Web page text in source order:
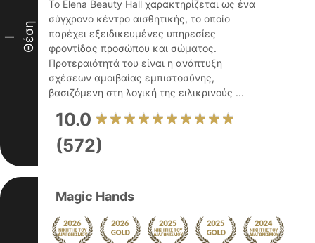
I Θέση
Το Elena Beauty Hall χαρακτηρίζεται ως ένα
σύγχρονο κέντρο αισθητικής, το οποίο
παρέχει εξειδικευμένες υπηρεσίες
φροντίδας προσώπου και σώματος.
Προτεραιότητά του είναι η ανάπτυξη
σχέσεων αμοιβαίας εμπιστοσύνης,
βασιζόμενη στη λογική της ειλικρινούς ...
10.0
(572)
Magic Hands